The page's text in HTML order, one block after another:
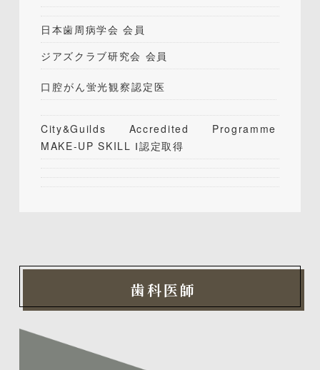
日本歯周病学会 会員
ジアズクラブ研究会 会員
口腔がん蛍光観察認定医
City&Guilds Accredited Programme
MAKE-UP SKILL Ⅰ認定取得
歯科医師